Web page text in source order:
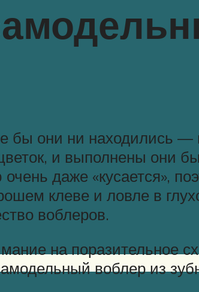
бы они ни находились
и выполнены они
даже «кусается»,
клеве и ловле в
воблеров.
на поразительное
воблер из